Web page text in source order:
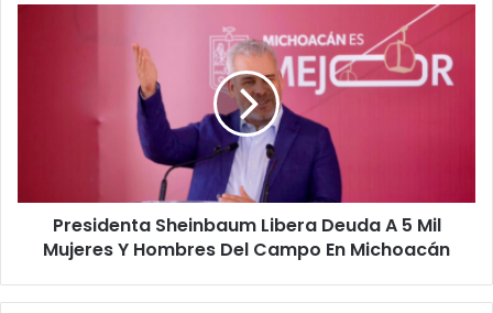
Y
HombresPresidenta Sheinbaum Libera Deuda A 5 Mil
Mujeres Y Hombres Del Campo En Michoacán